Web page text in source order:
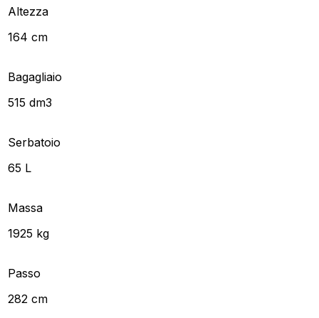
Altezza
164 cm
Bagagliaio
515 dm3
Serbatoio
65 L
Massa
1925 kg
Passo
282 cm